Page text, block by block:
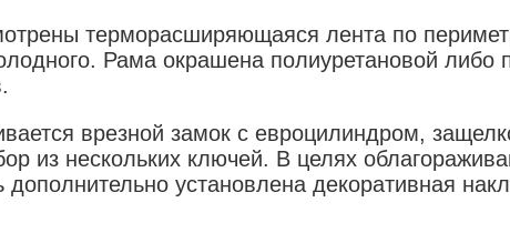
терморасширяющаяся лента по
Рама окрашена полиуретановой
врезной замок с евроцилиндром,
из нескольких ключей. В целях
установлена декоративная